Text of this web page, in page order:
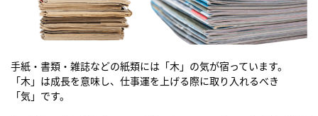
手紙・書類・雑誌などの紙類には「木」の気が宿っています。
「木」は成長を意味し、仕事運を上げる際に取り入れるべき
「気」です。